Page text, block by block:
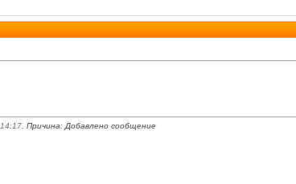
14:17 . Причина: Добавлено сообщение